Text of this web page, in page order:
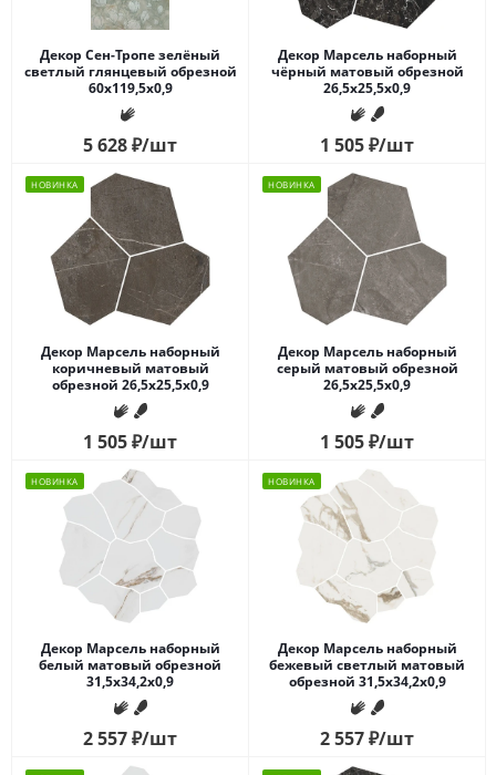
Декор Сен-Тропе зелёный
светлый глянцевый обрезной
60x119,5x0,9
5 628₽/шт
Декор Марсель наборный
чёрный матовый обрезной
26,5x25,5x0,9
1 505₽/шт
НОВИНКА
Декор Марсель наборный
коричневый матовый
обрезной 26,5x25,5x0,9
1 505₽/шт
НОВИНКА
Декор Марсель наборный
серый матовый обрезной
26,5x25,5x0,9
1 505₽/шт
НОВИНКА
Декор Марсель наборный
белый матовый обрезной
31,5x34,2x0,9
2 557₽/шт
НОВИНКА
Декор Марсель наборный
бежевый светлый матовый
обрезной 31,5x34,2x0,9
2 557₽/шт